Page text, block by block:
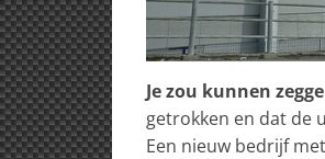
Je zou kunnen
getrokken en dat de
Een nieuw bedrijf